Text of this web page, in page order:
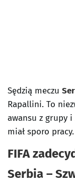
Sędzią meczu
Rapallini. To
awansu z grupy
miał sporo pracy.
FIFA
Serbia –